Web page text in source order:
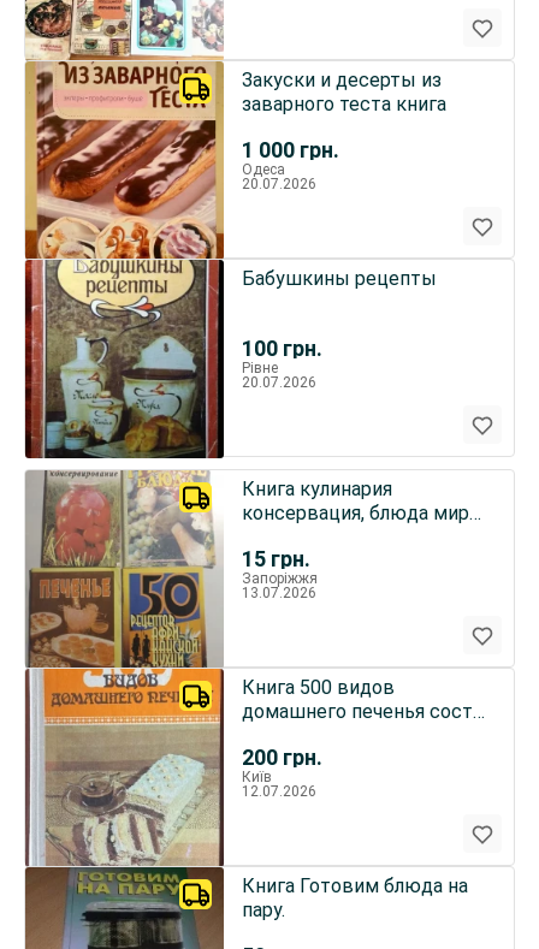
1 000 грн.
Закуски и десерты из
заварного теста книга
Одеса
20.07.2026
100 грн.
Бабушкины рецепты
Рівне
20.07.2026
15 грн.
Книга кулинария
консервация, блюда мира,
торг
Запоріжжя
13.07.2026
200 грн.
Книга 500 видов
домашнего печенья сост.
Карпаты
Київ
12.07.2026
Книга Готовим блюда на
пару.